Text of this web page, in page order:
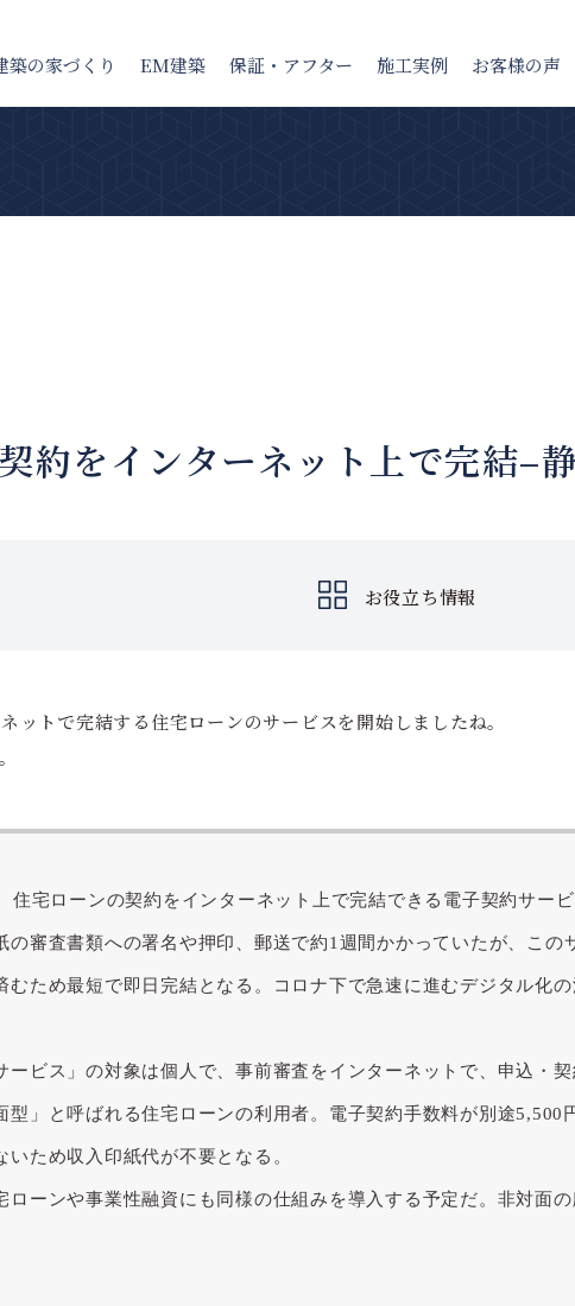
築の家づくり EM建築 保証・アフター 施工実例 お客様の声
約をインターネット上で完結–
お役立ち情報
ットで完結する住宅ローンのサービスを開始しましたね。
住宅ローンの契約をインターネット上で完結できる電子契約サー
の審査書類への署名や押印、郵送で約1週間かかっていたが、この
むため最短で即日完結となる。コロナ下で急速に進むデジタル化
ービス」の対象は個人で、事前審査をインターネットで、申込・
型」と呼ばれる住宅ローンの利用者。電子契約手数料が別途5,500
いため収入印紙代が不要となる。
ローンや事業性融資にも同様の仕組みを導入する予定だ。非対面